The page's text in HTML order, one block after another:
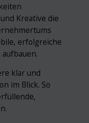
Kreative die
erfolgreiche
klar und
im Blick. So